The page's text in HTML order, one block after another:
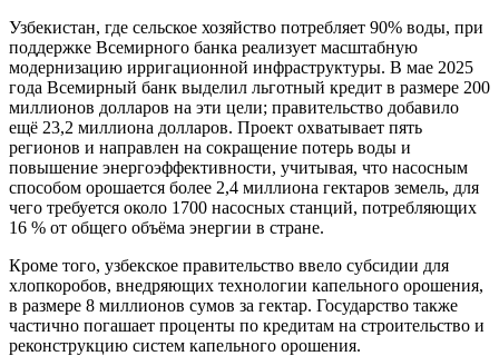
Узбекистан, где сельское хозяйство потребляет 90% воды, при
поддержке Всемирного банка реализует масштабную
модернизацию ирригационной инфраструктуры. В мае 2025
года Всемирный банк выделил льготный кредит в размере 200
миллионов долларов на эти цели; правительство добавило
ещё 23,2 миллиона долларов. Проект охватывает пять
регионов и направлен на сокращение потерь воды и
повышение энергоэффективности, учитывая, что насосным
способом орошается более 2,4 миллиона гектаров земель, для
чего требуется около 1700 насосных станций, потребляющих
16 % от общего объёма энергии в стране.
Кроме того, узбекское правительство ввело субсидии для
хлопкоробов, внедряющих технологии капельного орошения,
в размере 8 миллионов сумов за гектар. Государство также
частично погашает проценты по кредитам на строительство и
реконструкцию систем капельного орошения.